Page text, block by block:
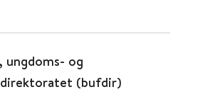
ungdoms- og
(bufdir)